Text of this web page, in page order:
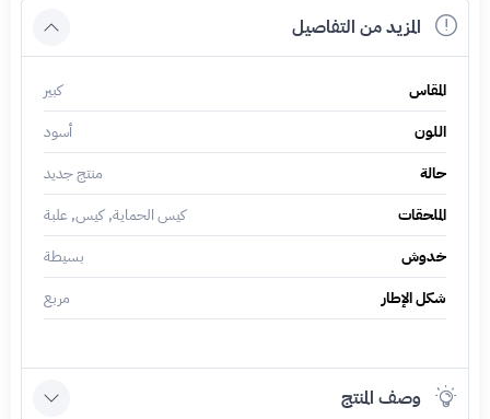
المزيد من التفاصيل
المقاس
كبير
اللون
أسود
حالة
منتج جديد
الملحقات
كيس الحماية, كيس, علبة
خدوش
بسيطة
شكل الإطار
مربع
وصف المنتج